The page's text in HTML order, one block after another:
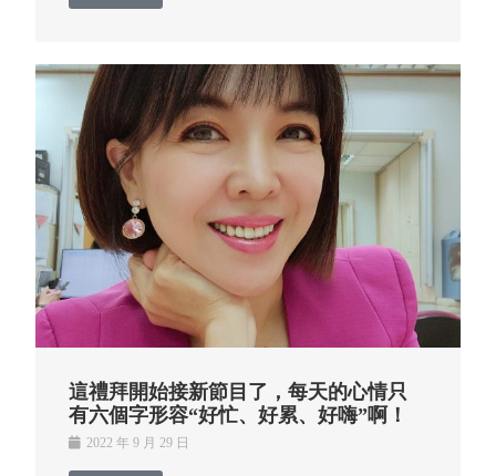
這禮拜開始接新節目了，每天的心情只
有六個字形容“好忙、好累、好嗨”啊！
2022 年 9 月 29 日